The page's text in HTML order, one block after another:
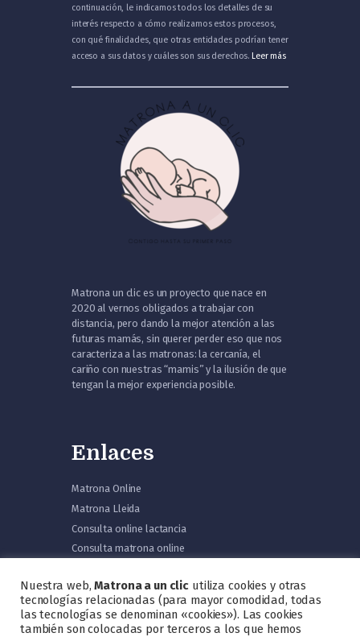
continuación, le indicamos todos los detalles de su
interés respecto a cómo realizamos estos procesos,
con qué finalidades, que otras entidades podrían tener
acceso a sus datos y cuáles son sus derechos.Leer más
Matrona un clic es un proyecto que nace en
2020 al vernos obligados a trabajar con
distancia, pero dando la mejor atención a las
futuras mamás, sin querer perder eso que nos
caracteriza a las matronas: la cercanía, el
cariño con nuestras “mamis” y la ilusión de que
tengan la mejor experiencia posible.
Enlaces
Matrona Online
Matrona Lleida
Consulta online lactancia
Consulta matrona online
Educación maternal
Nuestra web,Matrona a un clic utiliza cookies y otras
tecnologías relacionadas (para mayor comodidad, todas
las tecnologías se denominan «cookies»). Las cookies
también son colocadas por terceros a los que hemos